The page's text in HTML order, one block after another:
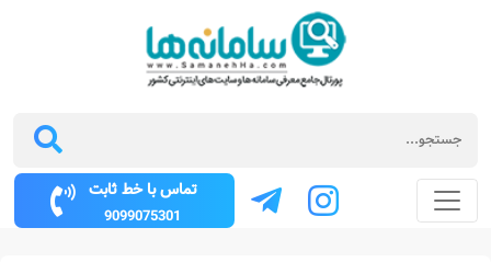
تماس با خط ثابت
9099075301